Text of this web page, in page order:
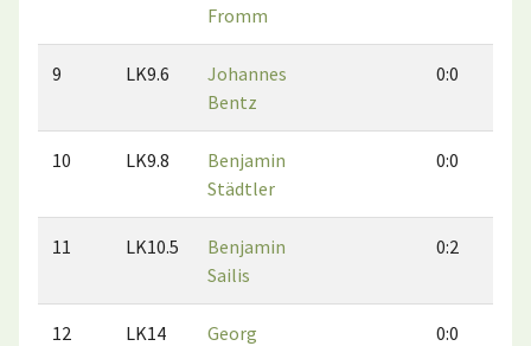
Fromm
9 LK9.6
Johannes
Bentz
0:0
10 LK9.8
Benjamin
Städtler
0:0
11 LK10.5
Benjamin
Sailis
0:2
12 LK14
Georg
0:0